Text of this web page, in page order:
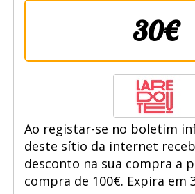
30€
Ao registar-se no boletim
deste sítio da internet
desconto na sua compra a
compra de 100€. Expira em